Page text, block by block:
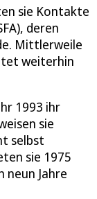
sie Kontakte
deren
Mittlerweile
weiterhin
1993 ihr
sie
selbst
sie 1975
neun Jahre